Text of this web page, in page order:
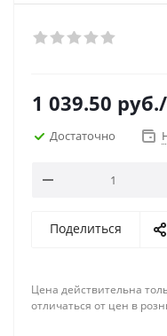
1 039.50 руб.
Достаточно
Поделиться
Цена действительна
отличаться от цен в